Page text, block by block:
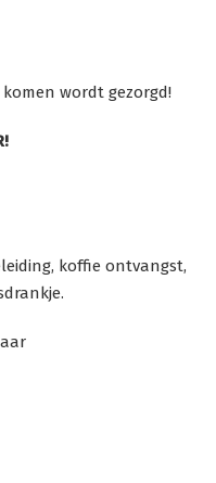
wordt gezorgd!
koffie ontvangst,